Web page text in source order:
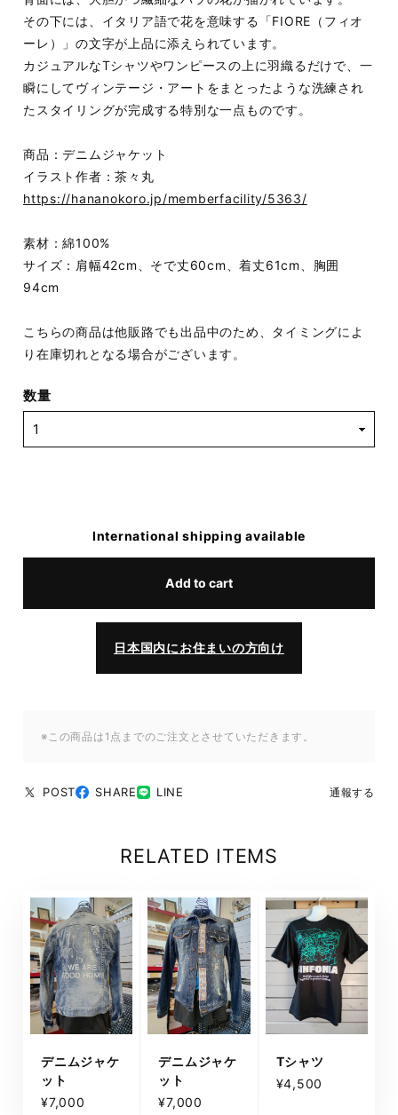
その下には、イタリア語で花を意味する「FIORE（フィオ
ーレ）」の文字が上品に添えられています。
カジュアルなTシャツやワンピースの上に羽織るだけで、一
瞬にしてヴィンテージ・アートをまとったような洗練され
たスタイリングが完成する特別な一点ものです。
商品：デニムジャケット
イラスト作者：茶々丸
https://hananokoro.jp/memberfacility/5363/
素材：綿100%
サイズ：肩幅42cm、そで丈60cm、着丈61cm、胸囲
94cm
こちらの商品は他販路でも出品中のため、タイミングによ
り在庫切れとなる場合がございます。
数量
International shipping available
Add to cart
日本国内にお住まいの方向け
※この商品は1点までのご注文とさせていただきます。
POST SHARE LINE 通報する
RELATED ITEMS
デニムジャケ
ット
¥7,000
デニムジャケ
ット
¥7,000
Tシャツ
¥4,500